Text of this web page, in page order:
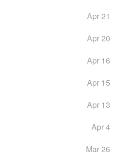
Apr 21
Apr 20
Apr 16
Apr 15
Apr 13
Apr 4
Mar 26